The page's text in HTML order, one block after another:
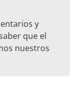
y
que el
nuestros